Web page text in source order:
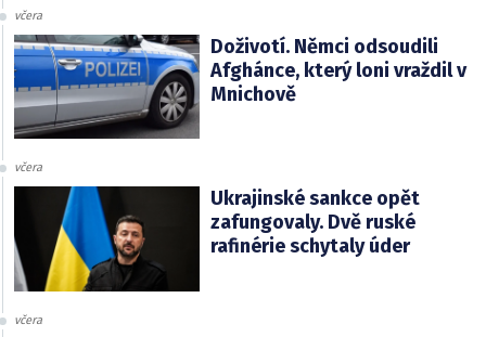
včera
Doživotí. Němci odsoudili
Afghánce, který loni vraždil v
Mnichově
včera
Ukrajinské sankce opět
zafungovaly. Dvě ruské
rafinérie schytaly úder
včera